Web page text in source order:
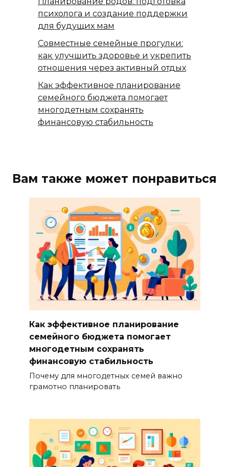
психолога и создание поддержки
для будущих мам
Совместные семейные прогулки:
как улучшить здоровье и укрепить
отношения через активный отдых
Как эффективное планирование
семейного бюджета помогает
многодетным сохранять
финансовую стабильность
Вам также может понравиться
Как эффективное планирование
семейного бюджета помогает
многодетным сохранять
финансовую стабильность
Почему для многодетных семей важно
грамотно планировать